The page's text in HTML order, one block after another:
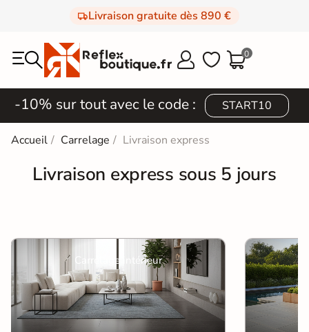
Livraison gratuite dès 890 €
  0
-10% sur tout avec le code : START10
Accueil Carrelage Livraison express
Livraison express sous 5 jours
Carrelage intérieur